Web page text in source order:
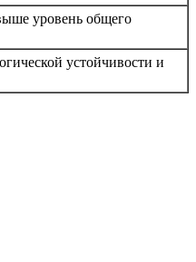
уровень общего
устойчивости и